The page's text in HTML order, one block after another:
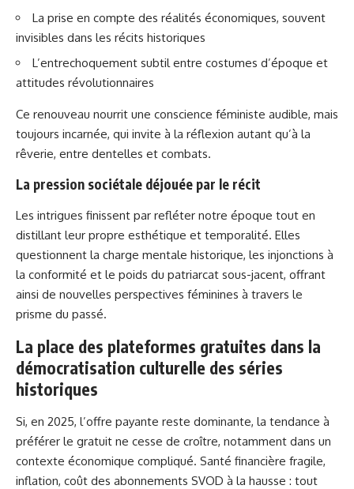
La prise en compte des réalités économiques, souvent
invisibles dans les récits historiques
L’entrechoquement subtil entre costumes d’époque et
attitudes révolutionnaires
Ce renouveau nourrit une conscience féministe audible, mais
toujours incarnée, qui invite à la réflexion autant qu’à la
rêverie, entre dentelles et combats.
La pression sociétale déjouée par le récit
Les intrigues finissent par refléter notre époque tout en
distillant leur propre esthétique et temporalité. Elles
questionnent la charge mentale historique, les injonctions à
la conformité et le poids du patriarcat sous-jacent, offrant
ainsi de nouvelles perspectives féminines à travers le
prisme du passé.
La place des plateformes gratuites dans la
démocratisation culturelle des séries
historiques
Si, en 2025, l’offre payante reste dominante, la tendance à
préférer le gratuit ne cesse de croître, notamment dans un
contexte économique compliqué. Santé financière fragile,
inflation, coût des abonnements SVOD à la hausse : tout